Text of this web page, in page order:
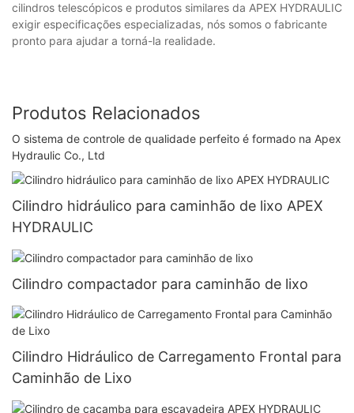
cilindros telescópicos e produtos similares da APEX HYDRAULIC
exigir especificações especializadas, nós somos o fabricante
pronto para ajudar a torná-la realidade.
Produtos Relacionados
O sistema de controle de qualidade perfeito é formado na Apex
Hydraulic Co., Ltd
Cilindro hidráulico para caminhão de lixo APEX
HYDRAULIC
Cilindro compactador para caminhão de lixo
Cilindro Hidráulico de Carregamento Frontal para
Caminhão de Lixo